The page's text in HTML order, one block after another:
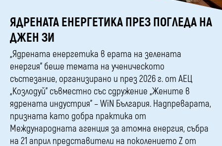
ЯДРЕНАТА ЕНЕРГЕТИКА ПРЕЗ ПОГЛЕДА НА
ДЖЕН ЗИ
„Ядрената енергетика в ерата на зелената
енергия” беше темата на ученическото
състезание, организирано и през 2026 г. от АЕЦ
„Козлодуй” съвместно със сдружение „Жените в
ядрената индустрия” – WiN България. Надпреварата,
призната като добра практика от
Международната агенция за атомна енергия, събра
на 21 април представители на поколението Z от